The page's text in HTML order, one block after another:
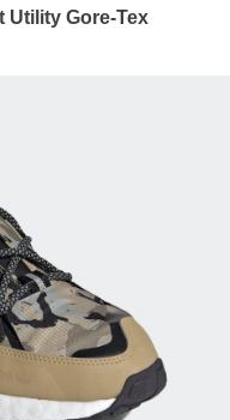
Utility Gore-Tex